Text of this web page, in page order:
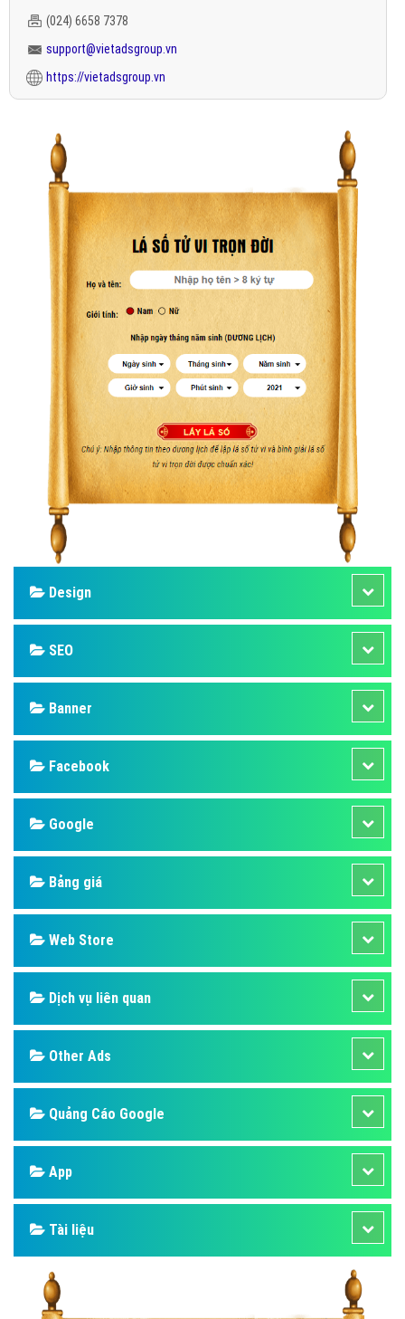
(024) 6658 7378
support@vietadsgroup.vn
https://vietadsgroup.vn
Design
SEO
Banner
Facebook
Google
Bảng giá
Web Store
Dịch vụ liên quan
Other Ads
Quảng Cáo Google
App
Tài liệu